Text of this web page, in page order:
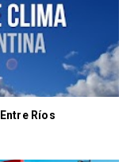
Ríos